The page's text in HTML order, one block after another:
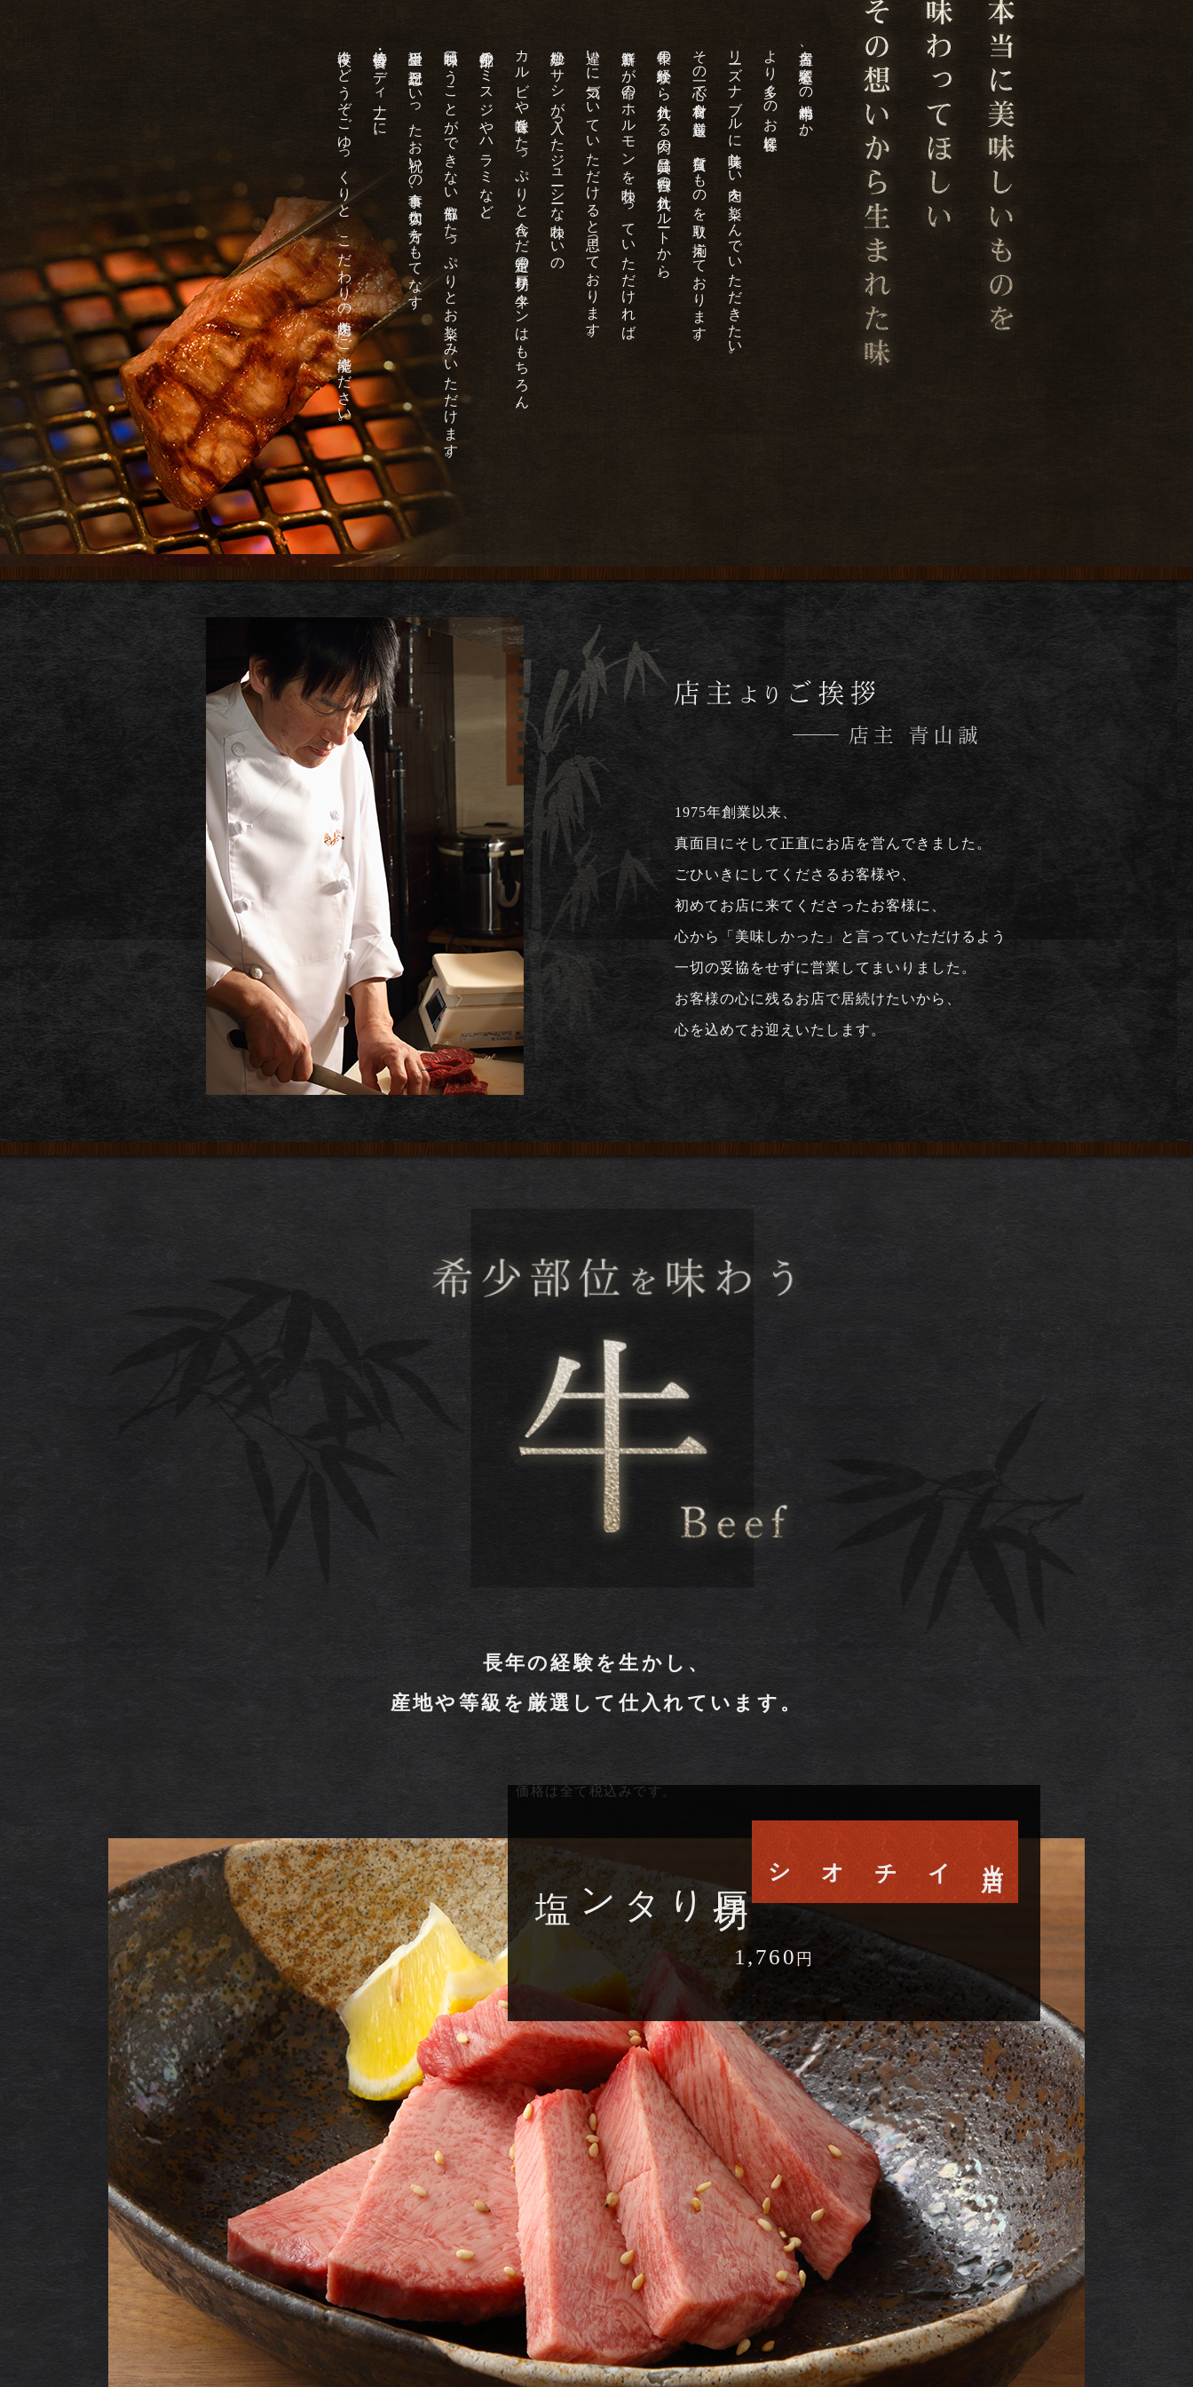
名古屋、名駅近くの焼肉牛わか。
より多くのお客様に
リーズナブルに美味しい肉を楽しんでいただきたい。
その一心で食材を厳選し、良質なものを取り揃えております。
長年の経験から仕入れる肉の品質は独自の仕入れルートから。
新鮮さが命のホルモンを味わっていただければ
違いに気づいていただけると思っております。
絶妙なサシが入ったジューシーな味わいの
カルビや旨味をたっぷりと含んだ定番の厚切り牛タンはもちろん、
希少部位のミスジやハラミなど、
日頃味わうことができない部位もたっぷりとお楽しみいただけます。
誕生日や記念日といったお祝いの食事、大切な方をもてなす
接待・会食のディナーに。
今夜はどうぞごゆっくりと、こだわりの焼肉をご堪能ください。
1975年創業以来、
真面目にそして正直にお店を営んできました。
ごひいきにしてくださるお客様や、
初めてお店に来てくださったお客様に、
心から「美味しかった」と言っていただけるよう
一切の妥協をせずに営業してまいりました。
お客様の心に残るお店で居続けたいから、
心を込めてお迎えいたします。
長年の経験を生かし、
産地や等級を厳選して仕入れています。
価格は全て税込みです。
イチオシ
1,760 円